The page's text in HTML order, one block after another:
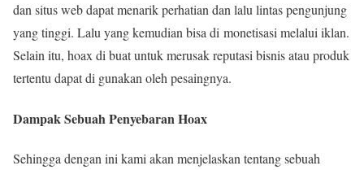
dan situs web dapat menarik perhatian dan lalu lintas pengunjung
yang tinggi. Lalu yang kemudian bisa di monetisasi melalui iklan.
Selain itu, hoax di buat untuk merusak reputasi bisnis atau produk
tertentu dapat di gunakan oleh pesaingnya.
Dampak Sebuah Penyebaran Hoax
Sehingga dengan ini kami akan menjelaskan tentang sebuah